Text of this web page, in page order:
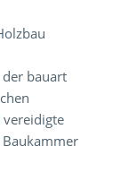
bauart